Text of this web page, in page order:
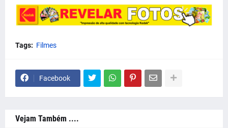
Tags: Filmes
Facebook
Vejam Também ....